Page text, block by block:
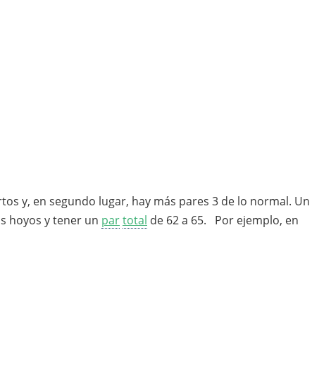
y, en segundo lugar, hay más pares 3 de lo normal. Un
hoyos y tener un partotal de 62 a 65. Por ejemplo, en